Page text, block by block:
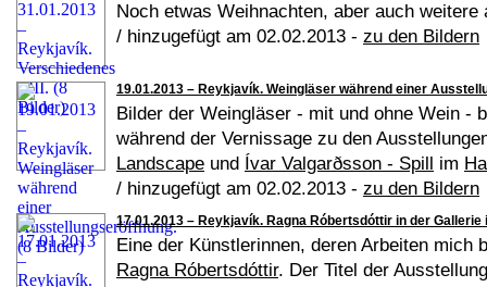
Noch etwas Weihnachten, aber auch
/ hinzugefügt am 02.02.2013 - zu den Bildern
19.01.2013 – Reykjavík. Weingläser während einer
Bilder der Weingläser - mit und ohne Wein -
während der Vernissage zu den
Landscape und Ívar Valgarðsson - Spill im
/ hinzugefügt am 02.02.2013 - zu den Bildern
17.01.2013 – Reykjavík. Ragna Róbertsdóttir in der Gallerie
Eine der Künstlerinnen, deren Arbeiten mich
Ragna Róbertsdóttir. Der Titel der